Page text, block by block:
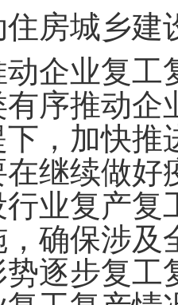
房城乡建
动企业复
序推动
，加快推
在继续做
业复产复
确保涉及
逐步复工